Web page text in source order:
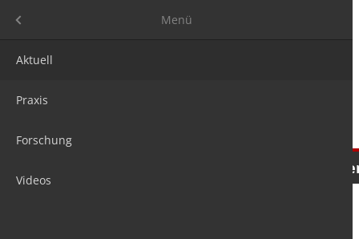
Menü
Aktuell
Praxis
Forschung
Videos